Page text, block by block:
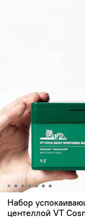
Набор
центеллой VT